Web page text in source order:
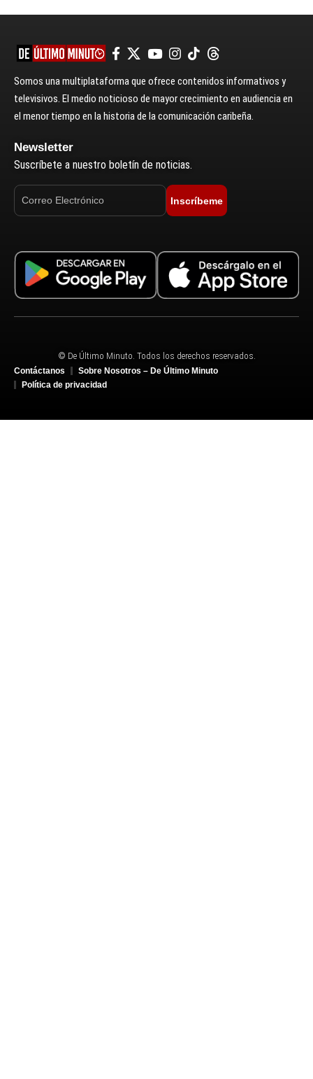
Somos una multiplataforma que ofrece contenidos informativos y
televisivos. El medio noticioso de mayor crecimiento en audiencia en
el menor tiempo en la historia de la comunicación caribeña.
Newsletter
Suscríbete a nuestro boletín de noticias.
Inscríbeme
© De Último Minuto. Todos los derechos reservados.
Contáctanos
Sobre Nosotros – De Último Minuto
Política de privacidad